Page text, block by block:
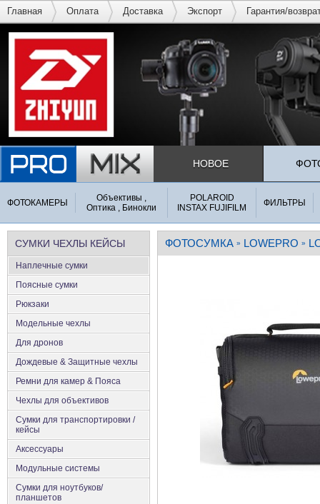
Главная Оплата Доставка Экспорт Гарантия/
НОВОЕ
ФОТОКАМЕРЫ
Объективы ,
Оптика , Бинокли
POLAROID
INSTAX FUJIFILM
ФИЛЬТРЫ
СУМКИ ЧЕХЛЫ КЕЙСЫ
Наплечные сумки
Поясные сумки
Рюкзаки
Модельные чехлы
Для дронов
Дождевые & Защитные чехлы
Ремни для камер & Пояса
Чехлы для объективов
Сумки для транспортировки /
кейсы
Аксесcуары
Модульные системы
Сумки для ноутбуков/
планшетов
ФОТОСУМКА » LOWEPRO »